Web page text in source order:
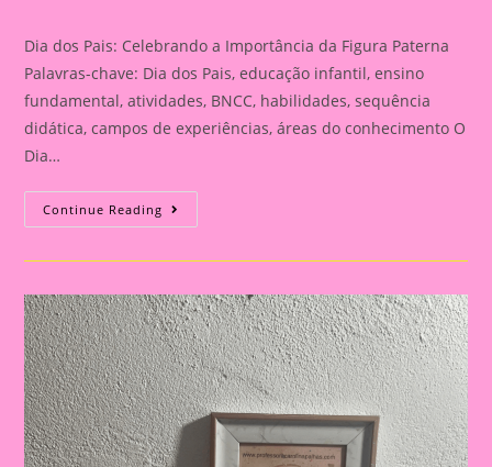
Dia dos Pais: Celebrando a Importância da Figura Paterna
Palavras-chave: Dia dos Pais, educação infantil, ensino
fundamental, atividades, BNCC, habilidades, sequência
didática, campos de experiências, áreas do conhecimento O
Dia…
Continue Reading Cartão
Lembrança
O
Pais
|
Dia
Dos
Pais:
Celebrando
A
Importância
Da
Figura
Paterna